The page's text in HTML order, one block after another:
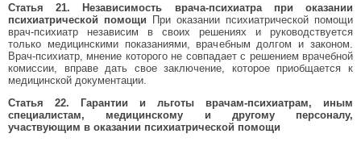
Статья 21. Независимость врача-психиатра при оказании
психиатрической помощи При оказании психиатрической помощи
врач-психиатр независим в своих решениях и руководствуется
только медицинскими показаниями, врачебным долгом и законом.
Врач-психиатр, мнение которого не совпадает с решением врачебной
комиссии, вправе дать свое заключение, которое приобщается к
медицинской документации.
Статья 22. Гарантии и льготы врачам-психиатрам, иным
специалистам, медицинскому и другому персоналу,
участвующим в оказании психиатрической помощи